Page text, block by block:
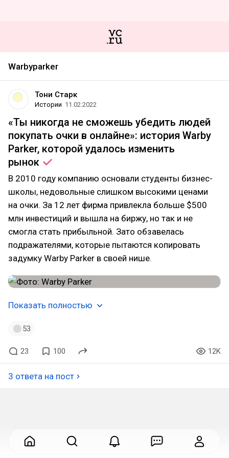
Warbyparker
Тони Старк
Истории 11.02.2022
«Ты никогда не сможешь убедить людей
покупать очки в онлайне»: история Warby
Parker, которой удалось изменить
рынок
В 2010 году компанию основали студенты бизнес-
школы, недовольные слишком высокими ценами
на очки. За 12 лет фирма привлекла больше $500
млн инвестиций и вышла на биржу, но так и не
смогла стать прибыльной. Зато обзавелась
подражателями, которые пытаются копировать
задумку Warby Parker в своей нише.
Показать полностью
53
23 100 12K
3 ответа на пост